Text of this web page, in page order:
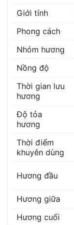
Giới tính
Phong cách
Nhóm hương
Nồng độ
Thời gian lưu
hương
Độ tỏa
hương
Thời điểm
khuyên dùng
Hương đầu
Hương giữa
Hương cuối